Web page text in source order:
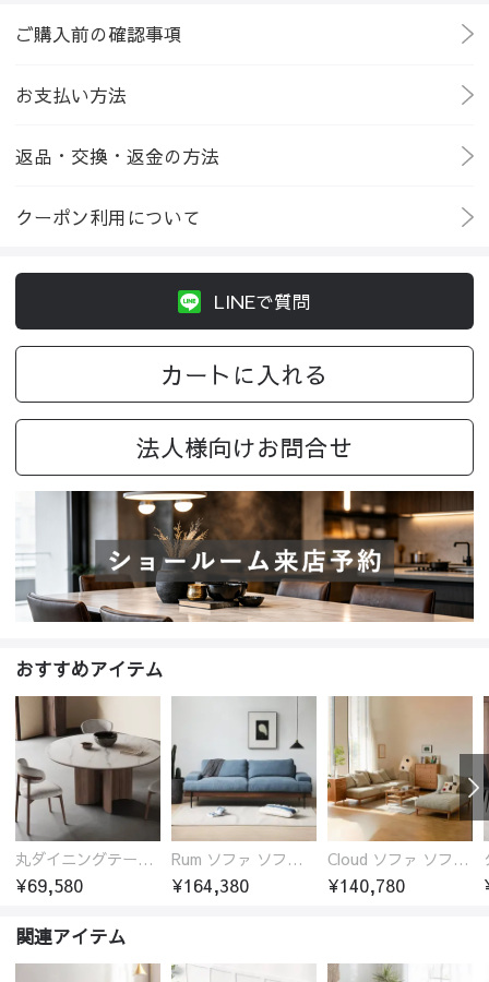
ご購入前の確認事項
お支払い方法
返品・交換・返金の方法
クーポン利用について
LINEで質問
カートに入れる
法人様向けお問合せ
おすすめアイテム
丸ダイニングテーブル セラミック天板 耐熱 キズに強い 丸型 北欧 無垢材 円卓 円型
¥69,580
Rum ソファ ソファー おしゃれ 1人掛け～4人掛け ウォールナットorオーク材フレーム 西海岸風 肘掛
¥164,380
Cloud ソファ ソファーおしゃれ 1人掛け～3人掛け チェリー材フレーム 木製 北欧 おしゃれ 5カラー 自由レイアウト
¥140,780
関連アイテム